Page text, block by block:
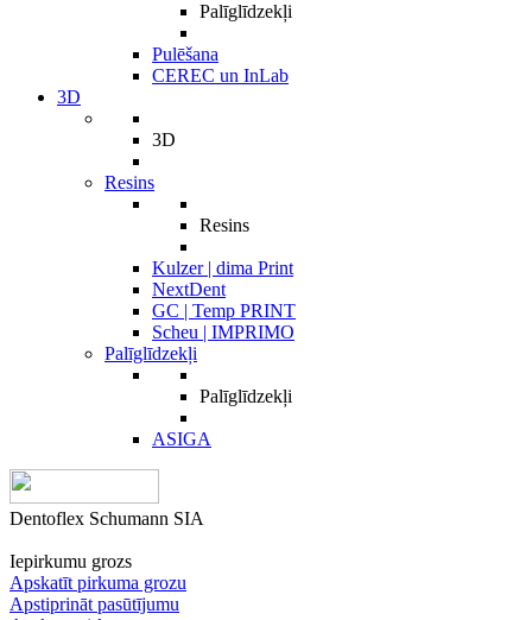
Palīglīdzekļi
Pulēšana
CEREC un InLab
3D
3D
Resins
Resins
Kulzer | dima Print
NextDent
GC | Temp PRINT
Scheu | IMPRIMO
Palīglīdzekļi
Palīglīdzekļi
ASIGA
Dentoflex Schumann SIA
Iepirkumu grozs
Apskatīt pirkuma grozu
Apstiprināt pasūtījumu